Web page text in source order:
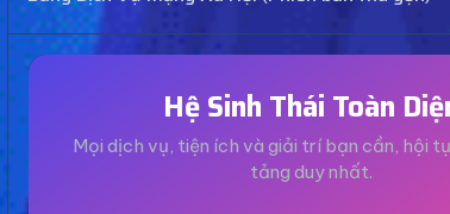
Hệ Sinh Thái Toàn
Mọi dịch vụ, tiện ích và giải trí bạn cần, hội
tảng duy nhất.